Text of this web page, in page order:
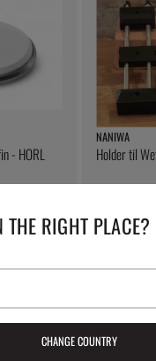
- HORL
NANIWA
Holder til
THE RIGHT PLACE?
CHANGE COUNTRY